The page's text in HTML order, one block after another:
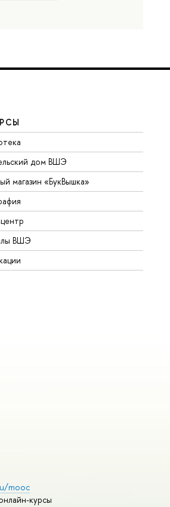
дом ВШЭ
магазин «БукВышка»
ВШЭ
mooc
курсы